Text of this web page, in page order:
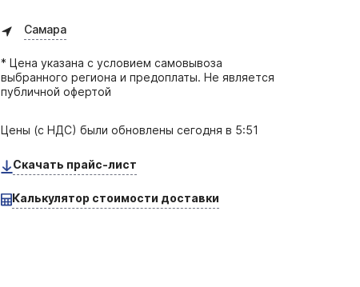
Самара
* Цена указана с условием самовывоза
выбранного региона и предоплаты. Не является
публичной офертой
Цены (с НДС) были обновленысегодня в 5:51
Скачать прайс-лист
Калькулятор стоимости доставки